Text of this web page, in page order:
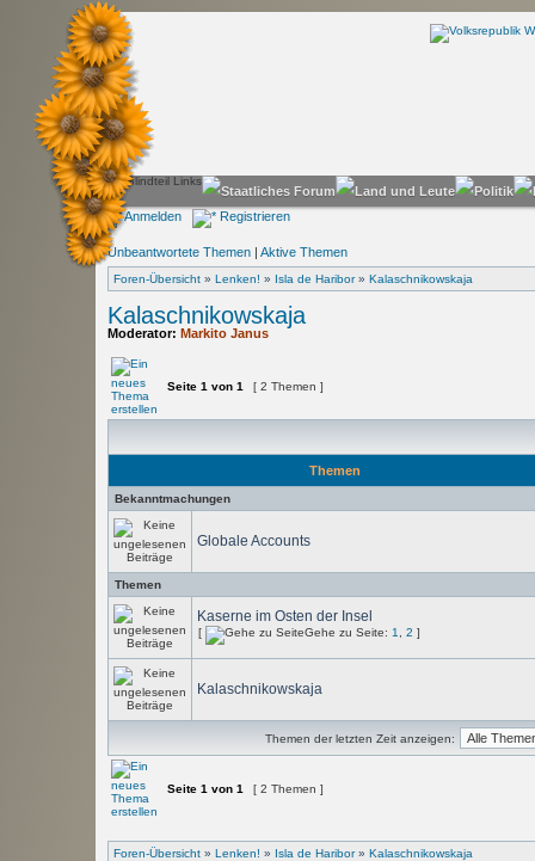
Anmelden Registrieren
Unbeantwortete Themen | Aktive Themen
Foren-Übersicht » Lenken! » Isla de Haribor» Kalaschnikowskaja
Kalaschnikowskaja
Moderator: Markito Janus
Seite 1 von 1 [ 2 Themen ]
Themen
Bekanntmachungen
Globale Accounts
Themen
Kaserne im Osten der Insel
[ Gehe zu Seite: 1 2 ]
Kalaschnikowskaja
Themen der letzten Zeit anzeigen:
Seite 1 von 1 [ 2 Themen ]
Foren-Übersicht » Lenken! » Isla de Haribor» Kalaschnikowskaja